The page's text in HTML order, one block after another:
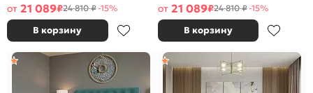
от 21 089₽24 810 ₽-15%
В корзину
от 21 089₽24 810 ₽-15%
В корзину